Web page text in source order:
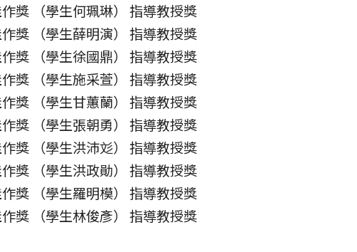
獎 （學生何珮琳） 指導教授獎
獎 （學生薛明演） 指導教授獎
獎 （學生徐國鼎） 指導教授獎
獎 （學生施采萱） 指導教授獎
獎 （學生甘蕙蘭） 指導教授獎
獎 （學生張朝勇） 指導教授獎
獎 （學生洪沛彣） 指導教授獎
獎 （學生洪政勛） 指導教授獎
獎 （學生羅明模） 指導教授獎
獎 （學生林俊彥） 指導教授獎